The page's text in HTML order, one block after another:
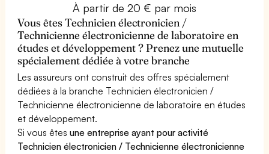
À partir de 20 € par mois
Vous êtes Technicien électronicien /
Technicienne électronicienne de laboratoire en
études et développement ? Prenez une mutuelle
spécialement dédiée à votre branche
Les assureurs ont construit des offres spécialement
dédiées à la branche Technicien électronicien /
Technicienne électronicienne de laboratoire en études
et développement.
Si vous êtesune entreprise ayant pour activité
Technicien électronicien / Technicienne électronicienne